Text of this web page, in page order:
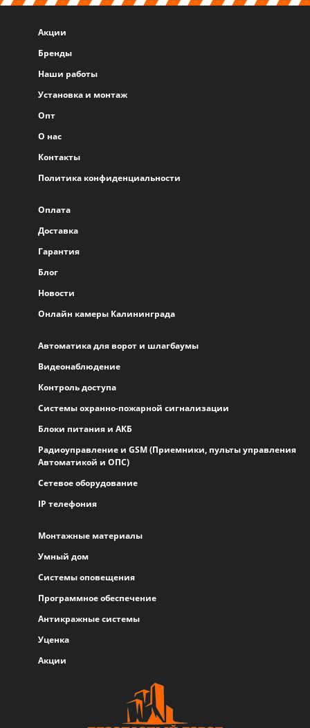
Акции
Бренды
Наши работы
Установка и монтаж
Опт
О нас
Контакты
Политика конфиденциальности
Оплата
Доставка
Гарантия
Блог
Новости
Онлайн камеры Калининграда
Автоматика для ворот и шлагбаумы
Видеонаблюдение
Контроль доступа
Системы охранно-пожарной сигнализации
Блоки питания и АКБ
Радиоуправление и GSM (Приемники, пульты управления
Автоматикой и ОПС)
Сетевое оборудование
IP телефония
Монтажные материалы
Умный дом
Системы оповещения
Программное обеспечение
Антикражные системы
Уценка
Акции